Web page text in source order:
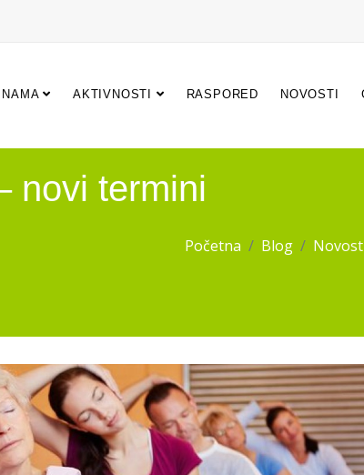
NAMA AKTIVNOSTI RASPORED NOVOSTI
novi termini
Početna Blog